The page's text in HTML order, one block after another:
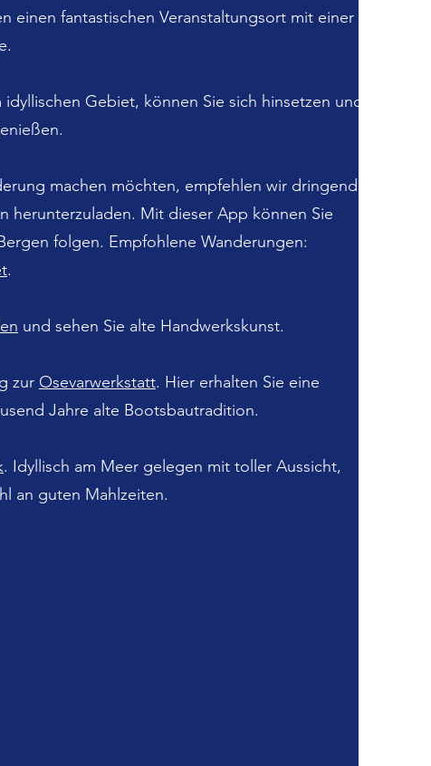
einen fantastischen Veranstaltungsort mit einer
idyllischen Gebiet, können Sie sich hinsetzen und
machen möchten, empfehlen wir dringend,
herunterzuladen. Mit dieser App können Sie
folgen. Empfohlene Wanderungen:
.
und sehen Sie alte Handwerkskunst.
zur Osevarwerkstatt. Hier erhalten Sie eine
Jahre alte Bootsbautradition.
. Idyllisch am Meer gelegen mit toller Aussicht,
an guten Mahlzeiten.